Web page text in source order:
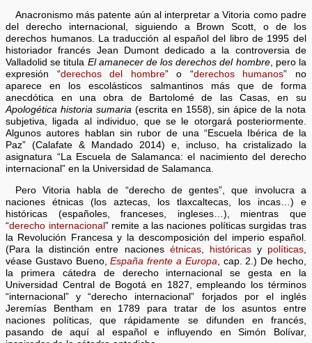
Anacronismo más patente aún al interpretar a Vitoria como padre
del derecho internacional, siguiendo a Brown Scott, o de los
derechos humanos. La traducción al español del libro de 1995 del
historiador francés Jean Dumont dedicado a la controversia de
Valladolid se titula El amanecer de los derechos del hombre, pero la
expresión “derechos del hombre” o “derechos humanos” no
aparece en los escolásticos salmantinos más que de forma
anecdótica en una obra de Bartolomé de las Casas, en su
Apologética historia sumaria(escrita en 1558), sin ápice de la nota
subjetiva, ligada al individuo, que se le otorgará posteriormente.
Algunos autores hablan sin rubor de una “Escuela Ibérica de la
Paz” (Calafate & Mandado 2014) e, incluso, ha cristalizado la
asignatura “La Escuela de Salamanca: el nacimiento del derecho
internacional” en la Universidad de Salamanca.
Pero Vitoria habla de “derecho de gentes”, que involucra a
naciones étnicas (los aztecas, los tlaxcaltecas, los incas…) e
históricas (españoles, franceses, ingleses…), mientras que
“derecho internacional ” remite a las naciones políticas surgidas tras
la Revolución Francesa y la descomposición del imperio español.
(Para la distinción entre naciones étnicas, históricasy políticas,
véase Gustavo Bueno,España frente a Europa , cap. 2.) De hecho,
la primera cátedra de derecho internacional se gesta en la
Universidad Central de Bogotá en 1827, empleando los términos
“internacional” y “derecho internacional” forjados por el inglés
Jeremías Bentham en 1789 para tratar de los asuntos entre
naciones políticas, que rápidamente se difunden en francés,
pasando de aquí al español e influyendo en Simón Bolívar,